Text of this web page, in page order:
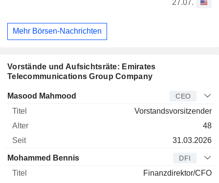
27.07.
Mehr Börsen-Nachrichten
Vorstände und Aufsichtsräte: Emirates
Telecommunications Group Company
Manager Titel Alter
Masood Mahmood CEO
Vorstandsvorsitzender
48
31.03.2026
Mohammed Bennis DFI
Finanzdirektor/CFO